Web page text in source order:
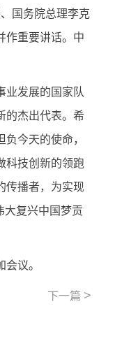
国务院总理李克
作重要讲话。中
发展的国家队
的杰出代表。希
今天的使命，
科技创新的领跑
传播者，为实现
大复兴中国梦贡
议。
下一篇 >